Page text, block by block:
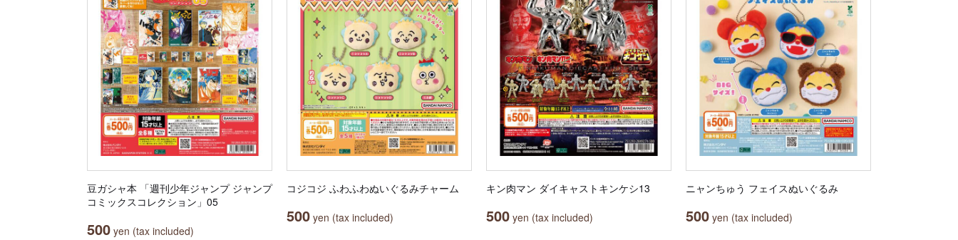
豆ガシャ本 「週刊少年ジャンプ ジャンプ
コミックスコレクション」05
500 yen (tax included)
コジコジ ふわふわぬいぐるみチャーム
500 yen (tax included)
キン肉マン ダイキャストキンケシ13
500 yen (tax included)
ニャンちゅう フェイスぬいぐるみ
500 yen (tax included)